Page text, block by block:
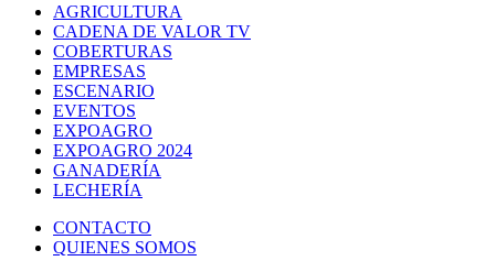
AGRICULTURA
CADENA DE VALOR TV
COBERTURAS
EMPRESAS
ESCENARIO
EVENTOS
EXPOAGRO
EXPOAGRO 2024
GANADERÍA
LECHERÍA
CONTACTO
QUIENES SOMOS